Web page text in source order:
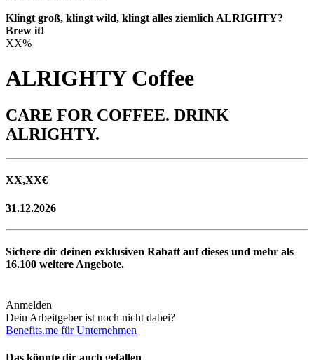
Klingt groß, klingt wild, klingt alles ziemlich ALRIGHTY?
Brew it!
XX%
ALRIGHTY Coffee
CARE FOR COFFEE. DRINK
ALRIGHTY.
XX,XX€
31.12.2026
Sichere dir deinen exklusiven Rabatt auf dieses und mehr als
16.100 weitere Angebote.
Anmelden
Dein Arbeitgeber ist noch nicht dabei?
Benefits.me für Unternehmen
Das könnte dir auch gefallen